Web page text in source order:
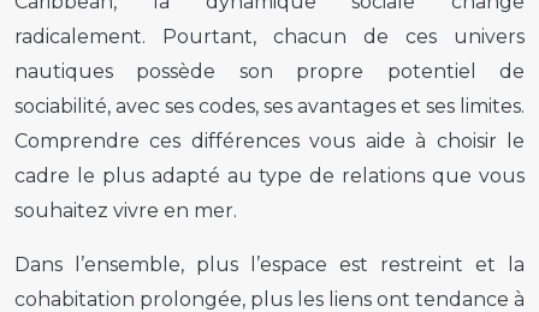
radicalement. Pourtant, chacun de ces univers
nautiques possède son propre potentiel de
sociabilité, avec ses codes, ses avantages et ses limites.
Comprendre ces différences vous aide à choisir le
cadre le plus adapté au type de relations que vous
souhaitez vivre en mer.
Dans l’ensemble, plus l’espace est restreint et la
cohabitation prolongée, plus les liens ont tendance à